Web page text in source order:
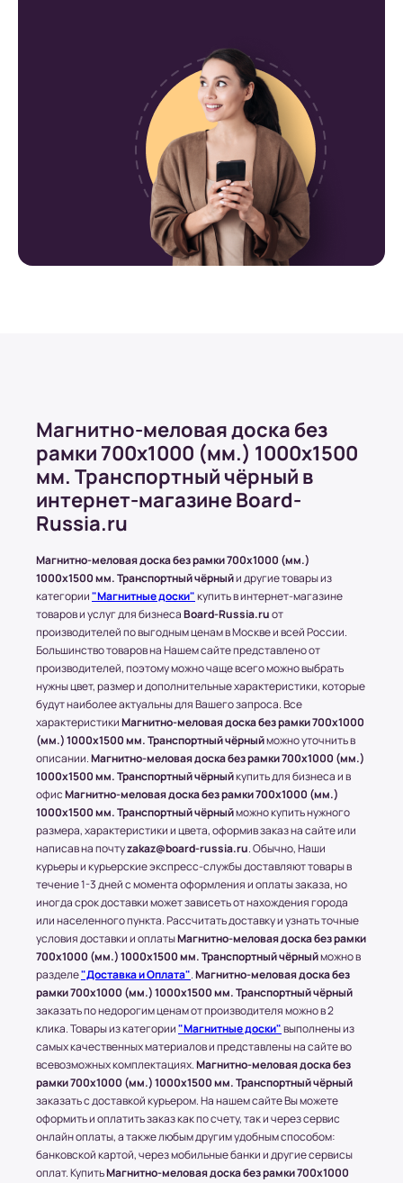
Доставка по городу Москва производится
курьером. График доставки зависит от дня
- В будние дни доставка осуществляется с
12:00 до 22:00, в выходные с 8:30 до 22:30.
- Клиент может подобрать удобное для
себя время в ходе оформления заявки.
Наши специалисты доставят заказанный
товар ровно в срок;
Минимальная стоимость доставки товаров
товаров в этом случае должно быть больше
5;
Стоимость доставки может быть изменена в
зависимости от условий или пожеланий
клиентов. Это решение принимается
менеджером магазина.
Доставка по Московской области
Стоимость доставки составляет 700-1500
рублей в зависимости от месторасположения
конечного пункта.
* За расчетом точной стоимости доставки
обращайтесь к менеджеру по телефону: +7 (977)
790 85-84 (Даниил)
Транспортные Компании (ТК). Доставка в
соседние регионы и города России.
Доставка в другие области и города
осуществляется через любые ТК (Транспортные
компании), которые будут удобны клиенту.
С соседними регионами (кроме Москвы и МО) и
другими городами России компания Board-
Russia.ru работает по 100% предоплате.
Самые популярные Транспортные Компании:
ПЭК, СДЭК.
* Доставку, Наши клиенты оплачивают при
получении.
Доставка товара до пункта ТК по Москве
осуществляется бесплатно, при учете, что вес
всего заказа не превышает 15 кг или размером
1500х1000 (мм.).
(!) Все товары защищены от внешнего
воздействия посредством специальной
Магнитно-меловая доска без
рамки 700х1000 (мм.) 1000x1500
мм. Транспортный чёрный в
интернет-магазине Board-
Russia.ru
Магнитно-меловая доска без рамки 700х1000 (мм.)
1000x1500 мм. Транспортный чёрныйи другие товары из
категории"Магнитные доски"купить в интернет-магазине
товаров и услуг для бизнесаBoard-Russia.ruот
производителей по выгодным ценам в Москве и всей России.
Большинство товаров на Нашем сайте представлено от
производителей, поэтому можно чаще всего можно выбрать
нужны цвет, размер и дополнительные характеристики, которые
будут наиболее актуальны для Вашего запроса. Все
характеристикиМагнитно-меловая доска без рамки 700х1000
(мм.) 1000x1500 мм. Транспортный чёрныйможно уточнить в
описании.Магнитно-меловая доска без рамки 700х1000 (мм.)
1000x1500 мм. Транспортный чёрныйкупить для бизнеса и в
офисМагнитно-меловая доска без рамки 700х1000 (мм.)
1000x1500 мм. Транспортный чёрныйможно купить нужного
размера, характеристики и цвета, оформив заказ на сайте или
написав на почтуzakaz@board-russia.ru. Обычно, Наши
курьеры и курьерские экспресс-службы доставляют товары в
течение 1-3 дней с момента оформления и оплаты заказа, но
иногда срок доставки может зависеть от нахождения города
или населенного пункта. Рассчитать доставку и узнать точные
условия доставки и оплатыМагнитно-меловая доска без рамки
700х1000 (мм.) 1000x1500 мм. Транспортный чёрныйможно в
разделе"Доставка и Оплата".Магнитно-меловая доска без
рамки 700х1000 (мм.) 1000x1500 мм. Транспортный чёрный
заказать по недорогим ценам от производителя можно в 2
клика. Товары из категории"Магнитные доски"выполнены из
самых качественных материалов и представлены на сайте во
всевозможных комплектациях.Магнитно-меловая доска без
рамки 700х1000 (мм.) 1000x1500 мм. Транспортный чёрный
заказать с доставкой курьером. На нашем сайте Вы можете
оформить и оплатить заказ как по счету, так и через сервис
онлайн оплаты, а также любым другим удобным способом:
банковской картой, через мобильные банки и другие сервисы
оплат. КупитьМагнитно-меловая доска без рамки 700х1000